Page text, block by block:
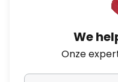
We
Onze